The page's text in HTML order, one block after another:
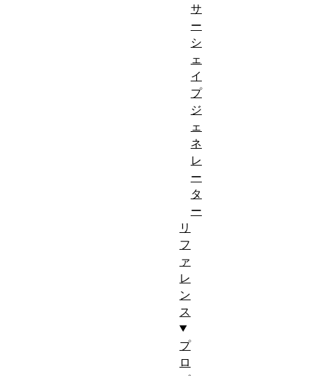
サ
ー
シ
ェ
イ
プ
ジ
ェ
ネ
レ
ー
タ
ー
リ
フ
ァ
レ
ン
ス
プ
ロ